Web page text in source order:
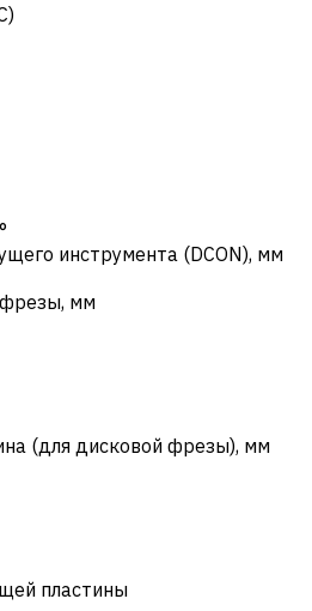
инструмента (DCON), мм
мм
(для дисковой фрезы), мм
пластины